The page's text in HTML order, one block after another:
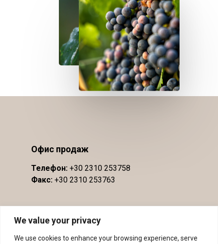
We value your privacy
We use cookies to enhance your browsing experience, serve
Офис продаж
Телефон: +30 2310 253758
Факс: +30 2310 253763